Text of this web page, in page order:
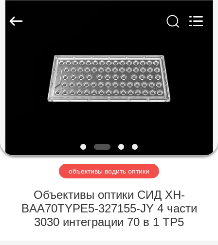
ПРОДУКТЫ
ЭКСКУРСИЯ
ЗАВОДУ
КОНТРОЛЬ
Co.,
объективы водить оптики
Объективы оптики СИД XH-
BAA70TYPE5-327155-JY 4 части
3030 интеграции 70 в 1 TP5